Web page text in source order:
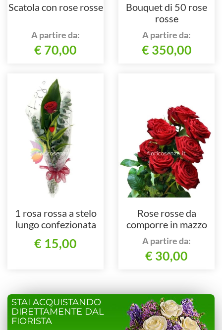
Scatola con rose rosse
A partire da:
€ 70,00
Bouquet di 50 rose
rosse
A partire da:
€ 350,00
1 rosa rossa a stelo
lungo confezionata
€ 15,00
Rose rosse da
comporre in mazzo
per numero di steli
A partire da:
€ 30,00
STAI ACQUISTANDO
DIRETTAMENTE DAL
FIORISTA